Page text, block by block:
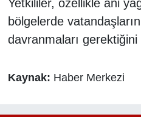
Yetkililer, özellikle ani
bölgelerde
davranmaları gerektiğini
Kaynak: Haber Merkezi